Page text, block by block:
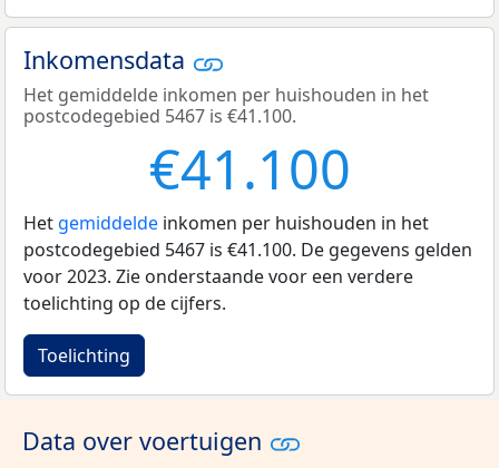
Inkomensdata
Het gemiddelde inkomen per huishouden in het
postcodegebied 5467 is €41.100.
€41.100
Het gemiddelde inkomen per huishouden in het
postcodegebied 5467 is €41.100. De gegevens gelden
voor 2023. Zie onderstaande voor een verdere
toelichting op de cijfers.
Toelichting
Data over voertuigen